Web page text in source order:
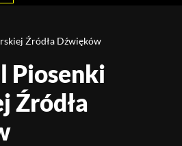
Źródła Dźwięków
Piosenki
Źródła